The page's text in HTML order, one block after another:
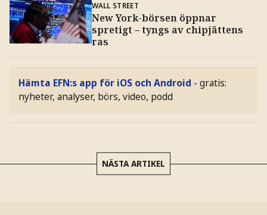
WALL STREET
New York-börsen öppnar
spretigt – tyngs av chipjättens
ras
Hämta EFN:s app för iOS och Android - gratis:
nyheter, analyser, börs, video, podd
NÄSTA ARTIKEL